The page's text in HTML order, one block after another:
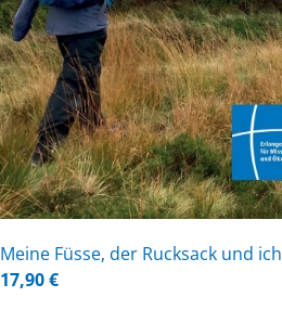
Mei­ne Füs­se, der Ruck­sack und ich
17,90€